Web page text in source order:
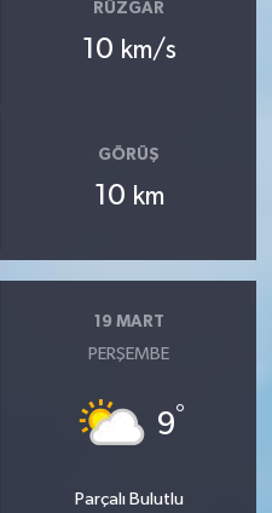
RÜZGAR
10 km/s
GÖRÜŞ
10 km
19 MART
PERŞEMBE
9°
Parçalı Bulutlu